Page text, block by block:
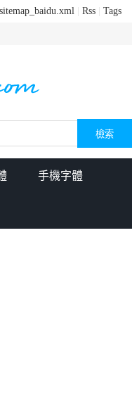
sitemap_baidu.xml Rss Tags
手機字體